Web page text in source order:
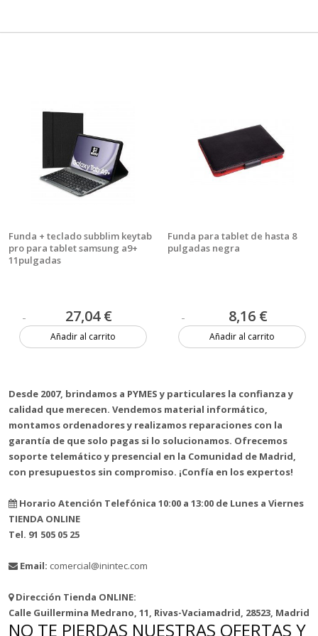
Funda + teclado subblim keytab
pro para tablet samsung a9+
11pulgadas
27,04 €
Añadir al carrito
Funda para tablet de hasta 8
pulgadas negra
8,16 €
Añadir al carrito
Desde 2007, brindamos a PYMES y particulares la confianza y
calidad que merecen. Vendemos material informático,
montamos ordenadores y realizamos reparaciones con la
garantía de que solo pagas si lo solucionamos. Ofrecemos
soporte telemático y presencial en la Comunidad de Madrid,
con presupuestos sin compromiso. ¡Confía en los expertos!
Horario Atención Telefónica 10:00 a 13:00 de Lunes a Viernes
TIENDA ONLINE
Tel. 91 505 05 25
Email: comercial@inintec.com
Dirección Tienda ONLINE:
Calle Guillermina Medrano, 11, Rivas-Vaciamadrid, 28523, Madrid
NO TE PIERDAS NUESTRAS OFERTAS Y